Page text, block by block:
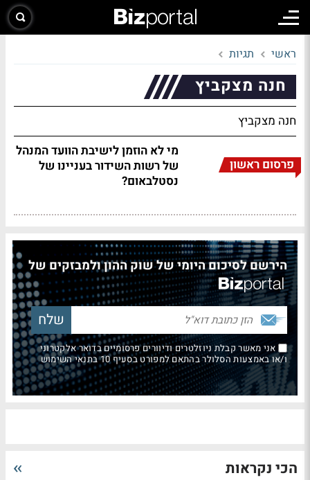
ראשי תגיות
חנה מצקביץ
חנה מצקביץ
פרסום ראשון
מי לא הוזמן לישיבת הוועד המנהל
של רשות השידור בעניינו של
נסטלבאום?
הירשם לסיכום היומי של שוק ההון ולמבזקים של
אני מאשר קבלת ניוזלטרים ודיוורים פרסומיים בדואר אלקטרוני
ו/או באמצעות הסלולר בהתאם למפורט בסעיף 10 בתנאי השימוש
הכי נקראות